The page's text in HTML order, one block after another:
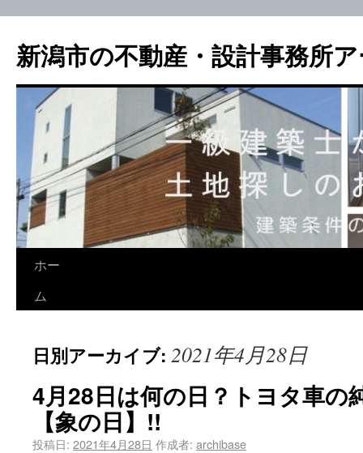
新潟市の不動産・設計事務所
ホー
ム
日別アーカイブ: 2021年4月28日
4月28日は何の日？トヨタ車の
【象の日】!!
投稿日: 2021年4月28日 作成者: archibase